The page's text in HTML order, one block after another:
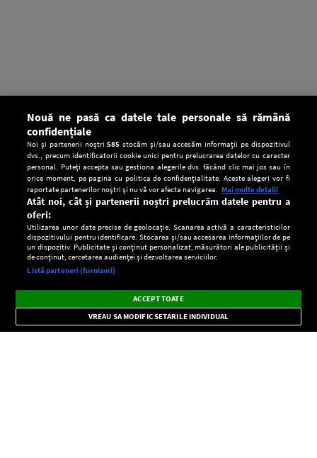
CONFIDENŢIALITATE
Setări:
Dark
Mode
Radio live, podcasturi, știri și alerte
importante.
×
Nouă ne pasă ca datele tale personale să rămână
confidențiale
Noi și partenerii noștri585 stocăm și/sau accesăm informații pe dispozitivul
dvs., precum identificatorii cookie unici pentru prelucrarea datelor cu caracter
personal. Puteți accepta sau gestiona alegerile dvs. făcând clic mai jos sau în
orice moment, pe pagina cu politica de confidențialitate. Aceste alegeri vor fi
raportate partenerilor noștri și nu vă vor afecta navigarea. Mai multe detalii
Atât noi, cât și partenerii noștri prelucrăm datele pentru a
oferi:
Utilizarea unor date precise de geolocație. Scanarea activă a caracteristicilor
dispozitivului pentru identificare. Stocarea și/sau accesarea informațiilor de pe
un dispozitiv. Publicitate și conținut personalizat, măsurători ale publicității și
de conținut, cercetarea audienței și dezvoltarea serviciilor.
Listă parteneri (furnizori)
ACCEPT TOATE
VREAU SA MODIFIC SETARILE INDIVIDUAL